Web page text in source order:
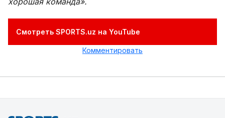
Смотреть SPORTS.uz на YouTube
Комментировать